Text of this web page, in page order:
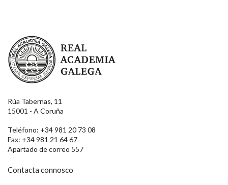
Real Academia Galega
Rúa Tabernas, 11
15001 - A Coruña
Teléfono: +34 981 20 73 08
Fax: +34 981 21 64 67
Apartado de correo 557
Contacta connosco